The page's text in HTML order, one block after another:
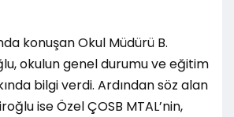
konuşan Okul Müdürü B.
okulun genel durumu ve eğitim
bilgi verdi. Ardından söz alan
ise Özel ÇOSB MTAL’nin,